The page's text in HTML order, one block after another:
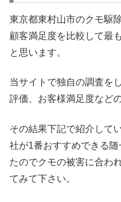
東京都東村山市のクモ駆
顧客満足度を比較して最
と思います。
当サイトで独自の調査を
評価、お客様満足度など
その結果下記で紹介して
社が1番おすすめできる
たのでクモの被害に合わ
てみて下さい。